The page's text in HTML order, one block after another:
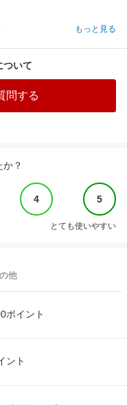
もっと見る
ついて
問する
？
4 5
とても使いやすい
他
ポイント
ント